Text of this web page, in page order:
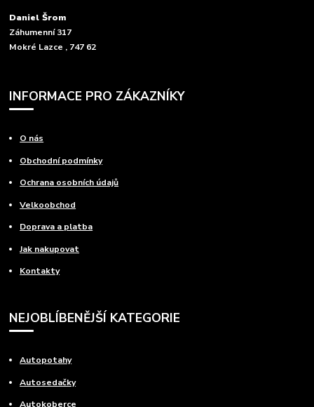
Daniel Šrom
Záhumenní 317
Mokré Lazce , 747 62
INFORMACE PRO ZÁKAZNÍKY
O nás
Obchodní podmínky
Ochrana osobních údajů
Velkoobchod
Doprava a platba
Jak nakupovat
Kontakty
NEJOBLÍBENĚJŠÍ KATEGORIE
Autopotahy
Autosedačky
Autokoberce